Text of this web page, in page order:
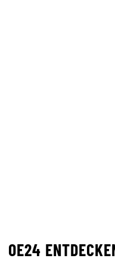
OE24